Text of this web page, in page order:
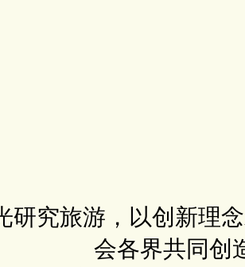
研究旅游，以创新理
会各界共同创